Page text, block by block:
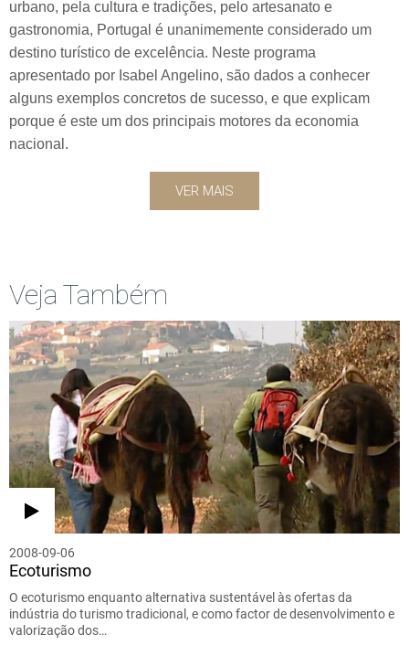
urbano, pela cultura e tradições, pelo artesanato e
gastronomia, Portugal é unanimemente considerado um
destino turístico de excelência. Neste programa
apresentado por Isabel Angelino, são dados a conhecer
alguns exemplos concretos de sucesso, e que explicam
porque é este um dos principais motores da economia
nacional.
VER MAIS
Veja Também
2008-09-06
Ecoturismo
O ecoturismo enquanto alternativa sustentável às ofertas da
indústria do turismo tradicional, e como factor de desenvolvimento e
valorização dos…